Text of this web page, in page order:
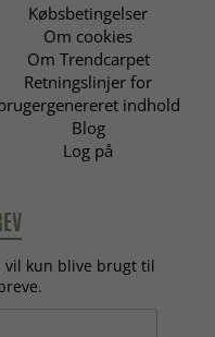
Købsbetingelser
Om cookies
Om Trendcarpet
Retningslinjer for
indhold
Blog
Log på
vil kun blive brugt til